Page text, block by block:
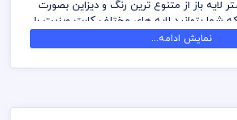
لایه باز از متنوع ترین رنگ و دیزاین بصورت
شما بتوانید لایه های مختلف کارت ویزیت را
نمائید
تراکت و پوستر که می توانید با خیالی راحت
ویژه به هزاران طرح لایه باز دسترسی و
نمایش ادامه...